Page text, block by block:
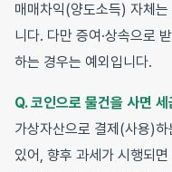
매매차익(양도소득) 자체
니다. 다만 증여·상속으로
하는 경우는 예외입니다.
Q. 코인으로 물건을 사면
가상자산으로 결제(사용)
있어, 향후 과세가 시행되